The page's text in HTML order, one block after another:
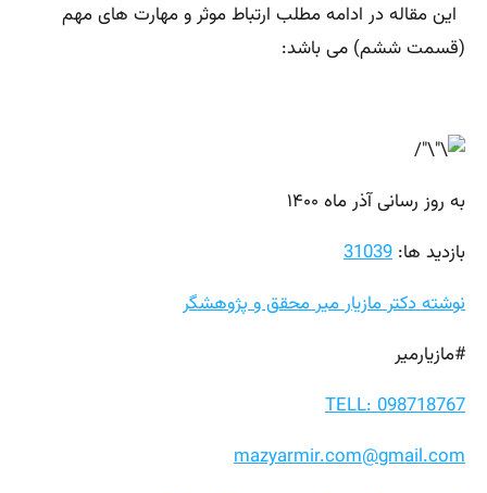
این مقاله در ادامه مطلب ارتباط موثر و مهارت های مهم
(قسمت ششم) می باشد:
به روز رسانی آذر ماه ۱۴۰۰
بازدید ها: 31039
نوشته دکتر مازیار میر محقق و پژوهشگر
#مازیارمیر
TELL: 098718767
mazyarmir.com@gmail.com